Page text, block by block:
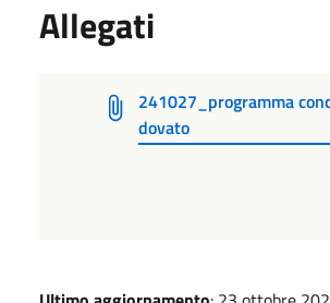
Allegati
241027_programma
dovato